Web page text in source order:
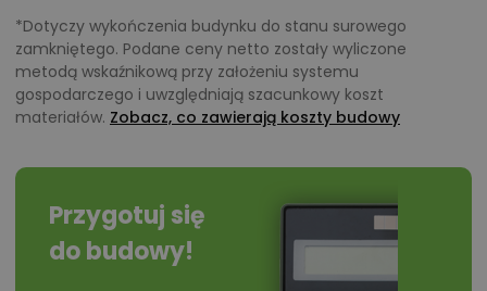
*Dotyczy wykończenia budynku do stanu surowego
zamkniętego. Podane ceny netto zostały wyliczone
metodą wskaźnikową przy założeniu systemu
gospodarczego i uwzględniają szacunkowy koszt
materiałów. Zobacz, co zawierają koszty budowy
Przygotuj się
do budowy!